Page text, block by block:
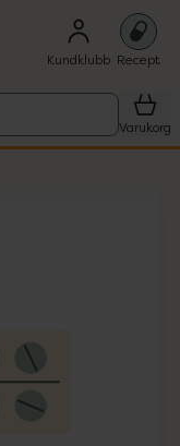
Kundklubb Recept
Varukorg